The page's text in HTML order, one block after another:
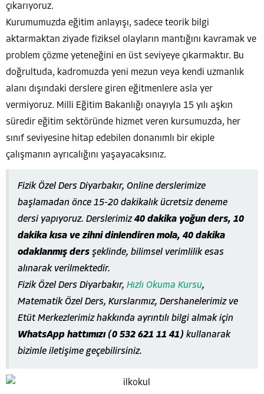
çıkarıyoruz.
Kurumumuzda eğitim anlayışı, sadece teorik bilgi
aktarmaktan ziyade fiziksel olayların mantığını kavramak ve
problem çözme yeteneğini en üst seviyeye çıkarmaktır. Bu
doğrultuda, kadromuzda yeni mezun veya kendi uzmanlık
alanı dışındaki derslere giren eğitmenlere asla yer
vermiyoruz. Milli Eğitim Bakanlığı onayıyla 15 yılı aşkın
süredir eğitim sektöründe hizmet veren kursumuzda, her
sınıf seviyesine hitap edebilen donanımlı bir ekiple
çalışmanın ayrıcalığını yaşayacaksınız.
Fizik Özel Ders Diyarbakır, Online derslerimize
başlamadan önce 15-20 dakikalık ücretsiz deneme
dersi yapıyoruz. Derslerimiz40 dakika yoğun ders, 10
dakika kısa ve zihni dinlendiren mola, 40 dakika
odaklanmış ders şeklinde, bilimsel verimlilik esas
alınarak verilmektedir.
Fizik Özel Ders Diyarbakır, Hızlı Okuma Kursu,
Matematik Özel Ders, Kurslarımız, Dershanelerimiz ve
Etüt Merkezlerimiz hakkında ayrıntılı bilgi almak için
WhatsApp hattımızı (0 532 621 11 41) kullanarak
bizimle iletişime geçebilirsiniz.